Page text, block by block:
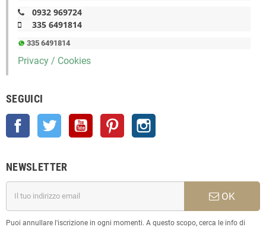
0932 969724
335 6491814
335 6491814
Privacy / Cookies
SEGUICI
Facebook Twitter YouTube Pinterest
NEWSLETTER
OK
Puoi annullare l'iscrizione in ogni momenti. A questo scopo, cerca le info di